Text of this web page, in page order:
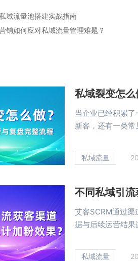
域流量池搭建实战指南
销如何应对私域流量管理难题？
私域裂变怎
当企业已经积累
新客，还有一类
私域流量
不同私域引
艾客SCRM通过渠
据与后续运营结
私域流量